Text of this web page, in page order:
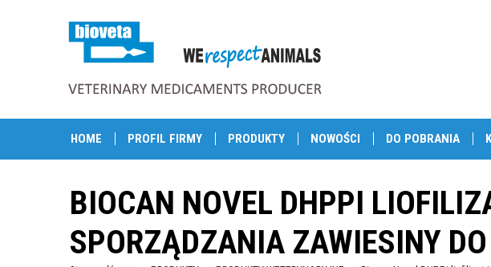
HOME PROFIL FIRMY PRODUKTY NOWOŚCI DO POBRANIA
BIOCAN NOVEL DHPPI
SPORZĄDZANIA ZAWIESINY